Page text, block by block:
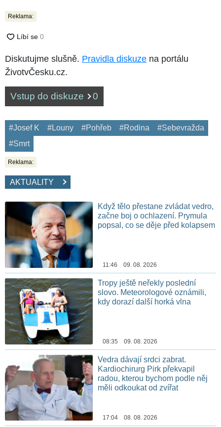
Reklama:
Diskutujme slušně. Pravidla diskuze na portálu
ŽivotvČesku.cz.
Vstup do diskuze 0
#Josef K #Louny #Pohřeb #Rodina
#Sebevražda
#Smrt
Reklama:
AKTUALITY
Když tělo přestane zvládat vedro,
začne boj o ochlazení. Prymula
popsal, co se děje před kolapsem
11:46 09. 08. 2026
Tropy ještě neřekly poslední
slovo. Meteorologové oznámili,
kdy dorazí další horká vlna
08:35 09. 08. 2026
Vedra dávají srdci zabrat.
Kardiochirurg Pirk překvapil
radou, kterou bychom podle něj
měli odkoukat od zvířat
17:04 08. 08. 2026